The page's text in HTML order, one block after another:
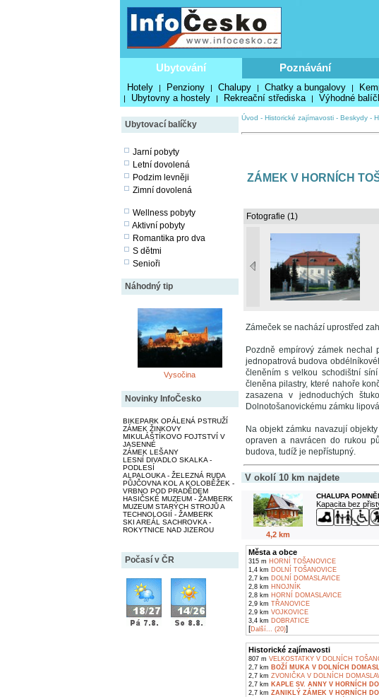
Ubytování Poznávání
Hotely | Penziony | Chalupy | Chatky a bungalovy |
| Ubytovny a hostely | Rekreační střediska | Výhodné
Ubytovací balíčky
Jarní pobyty
Letní dovolená
Podzim levněji
Zimní dovolená
Wellness pobyty
Aktivní pobyty
Romantika pro dva
S dětmi
Senioři
Náhodný tip
Vysočina
Novinky InfoČesko
BIKEPARK OPÁLENÁ PSTRUŽÍ
ZÁMEK ŽINKOVY
MIKULÁŠTÍKOVO FOJTSTVÍ V
JASENNÉ
ZÁMEK LEŠANY
LESNÍ DIVADLO SKALKA -
PODLESÍ
ALPALOUKA - ŽELEZNÁ RUDA
PŮJČOVNA KOL A KOLOBĚŽEK -
VRBNO POD PRADĚDEM
HASIČSKÉ MUZEUM - ŽAMBERK
MUZEUM STARÝCH STROJŮ A
TECHNOLOGIÍ - ŽAMBERK
SKI AREÁL SACHROVKA -
ROKYTNICE NAD JIZEROU
Počasí v ČR
Úvod - Historické zajímavosti- Beskydy-
ZÁMEK V HORNÍCH
Fotografie (1)
Zámeček se nachází uprostřed
Pozdně empírový zámek
jednopatrová budova
členěním s velkou schodištní
členěna pilastry, které nahoře
zasazena v jednoduchých
Dolnotošanovickému zámku
Na objekt zámku navazují
opraven a navrácen do rukou
budova, tudíž je nepřístupný.
V okolí 10 km najdete
4,2 km
CHALUPA
Kapacita bez
Města a obce
315 m HORNÍ TOŠANOVICE
1,4 km DOLNÍ TOŠANOVICE
2,7 km DOLNÍ DOMASLAVICE
2,8 km HNOJNÍK
2,8 km HORNÍ DOMASLAVICE
2,9 km TŘANOVICE
2,9 km VOJKOVICE
3,4 km DOBRATICE
[Další... (20)]
Historické zajímavosti
807 m VELKOSTATKY V DOLNÍCH
2,7 km BOŽÍ MUKA V DOLNÍCH
2,7 km ZVONIČKA V DOLNÍCH
2,7 km KAPLE SV. ANNY V HORNÍCH
2,7 km ZANIKLÝ ZÁMEK V HORNÍCH